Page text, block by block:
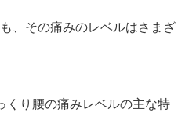
、その痛みのレベルはさまざ
くり腰の痛みレベルの主な特